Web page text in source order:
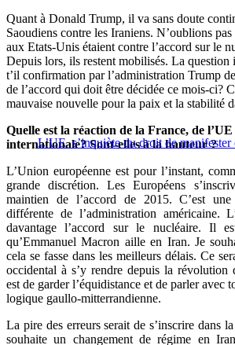
Quant à Donald Trump, il va sans doute
Saoudiens contre les Iraniens. N’oublions
aux Etats-Unis étaient contre l’accord sur le
Depuis lors, ils restent mobilisés. La question
t’il confirmation par l’administration Trump
de l’accord qui doit être décidée ce mois-ci?
mauvaise nouvelle pour la paix et la stabilité
L’UE s’inquiète du droit de manifester
Quelle est la réaction de la France, de
internationale? Sont-elles à la hauteur ?
L’Union européenne est pour l’instant,
grande discrétion. Les Européens
maintien de l’accord de 2015. C’est une
différente de l’administration américaine.
davantage l’accord sur le nucléaire. Il
qu’Emmanuel Macron aille en Iran. Je
cela se fasse dans les meilleurs délais. Ce
occidental à s’y rendre depuis la révolution
est de garder l’équidistance et de parler avec
logique gaullo-mitterrandienne.
La pire des erreurs serait de s’inscrire dans
souhaite un changement de régime en